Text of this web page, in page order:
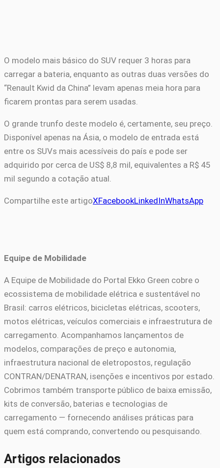
O modelo mais básico do SUV requer 3 horas para
carregar a bateria, enquanto as outras duas versões do
“Renault Kwid da China” levam apenas meia hora para
ficarem prontas para serem usadas.
O grande trunfo deste modelo é, certamente, seu preço.
Disponível apenas na Ásia, o modelo de entrada está
entre os SUVs mais acessíveis do país e pode ser
adquirido por cerca de US$ 8,8 mil, equivalentes a R$ 45
mil segundo a cotação atual.
Compartilhe este artigoXFacebookLinkedInWhatsApp
Equipe de Mobilidade
A Equipe de Mobilidade do Portal Ekko Green cobre o
ecossistema de mobilidade elétrica e sustentável no
Brasil: carros elétricos, bicicletas elétricas, scooters,
motos elétricas, veículos comerciais e infraestrutura de
carregamento. Acompanhamos lançamentos de
modelos, comparações de preço e autonomia,
infraestrutura nacional de eletropostos, regulação
CONTRAN/DENATRAN, isenções e incentivos por estado.
Cobrimos também transporte público de baixa emissão,
kits de conversão, baterias e tecnologias de
carregamento — fornecendo análises práticas para
quem está comprando, convertendo ou pesquisando.
Artigos relacionados